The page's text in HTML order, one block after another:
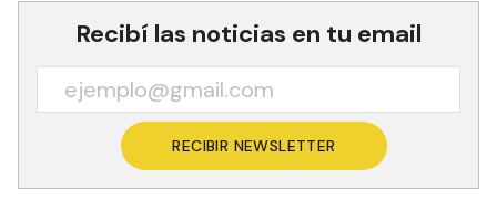
Recibí las noticias en tu email
RECIBIR NEWSLETTER